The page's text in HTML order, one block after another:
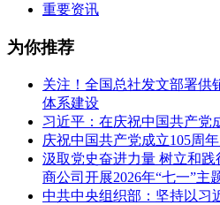
重要资讯
为你推荐
关注！全国总社发文部署供
体系建设
习近平：在庆祝中国共产党
庆祝中国共产党成立105周
汲取党史奋进力量 树立和
商公司开展2026年“七一”主
中共中央组织部：坚持以习